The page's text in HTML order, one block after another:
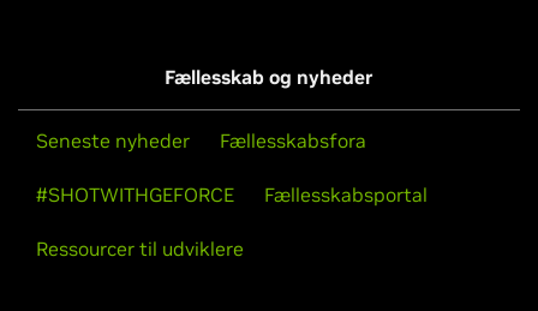
Fællesskab og nyheder
Seneste nyheder Fællesskabsfora
#SHOTWITHGEFORCE Fællesskabsportal
Ressourcer til udviklere